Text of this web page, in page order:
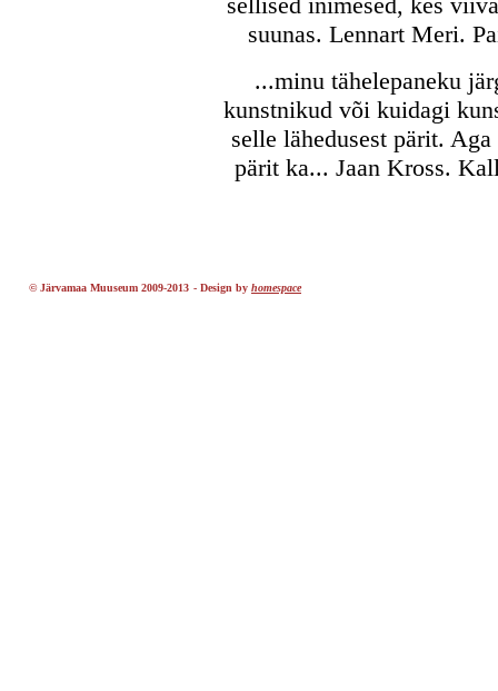
suunas. Lennart Meri.
...minu tähelepaneku
kunstnikud või kuidagi
selle lähedusest pärit.
pärit ka... Jaan Kross.
© Järvamaa Muuseum 2009-2013 - Design by homespace